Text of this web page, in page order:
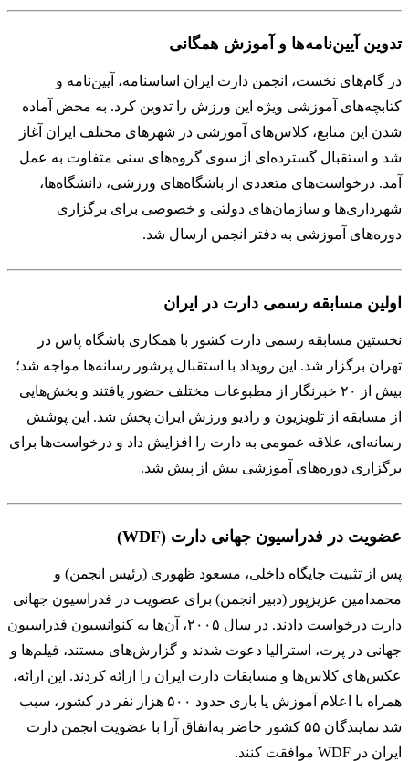
تدوین آیین‌نامه‌ها و آموزش همگانی
در گام‌های نخست، انجمن دارت ایران اساسنامه، آیین‌نامه و
کتابچه‌های آموزشی ویژه این ورزش را تدوین کرد. به محض آماده
شدن این منابع، کلاس‌های آموزشی در شهرهای مختلف ایران آغاز
شد و استقبال گسترده‌ای از سوی گروه‌های سنی متفاوت به عمل
آمد. درخواست‌های متعددی از باشگاه‌های ورزشی، دانشگاه‌ها،
شهرداری‌ها و سازمان‌های دولتی و خصوصی برای برگزاری
دوره‌های آموزشی به دفتر انجمن ارسال شد.
اولین مسابقه رسمی دارت در ایران
نخستین مسابقه رسمی دارت کشور با همکاری باشگاه پاس در
تهران برگزار شد. این رویداد با استقبال پرشور رسانه‌ها مواجه شد؛
بیش از ۲۰ خبرنگار از مطبوعات مختلف حضور یافتند و بخش‌هایی
از مسابقه از تلویزیون و رادیو ورزش ایران پخش شد. این پوشش
رسانه‌ای، علاقه عمومی به دارت را افزایش داد و درخواست‌ها برای
برگزاری دوره‌های آموزشی بیش از پیش شد.
عضویت در فدراسیون جهانی دارت (WDF)
پس از تثبیت جایگاه داخلی، مسعود ظهوری (رئیس انجمن) و
محمدامین عزیزپور (دبیر انجمن) برای عضویت در فدراسیون جهانی
دارت درخواست دادند. در سال ۲۰۰۵، آن‌ها به کنوانسیون فدراسیون
جهانی در پرت، استرالیا دعوت شدند و گزارش‌های مستند، فیلم‌ها و
عکس‌های کلاس‌ها و مسابقات دارت ایران را ارائه کردند. این ارائه،
همراه با اعلام آموزش یا بازی حدود ۵۰۰ هزار نفر در کشور، سبب
شد نمایندگان ۵۵ کشور حاضر به‌اتفاق آرا با عضویت انجمن دارت
ایران در WDF موافقت کنند.